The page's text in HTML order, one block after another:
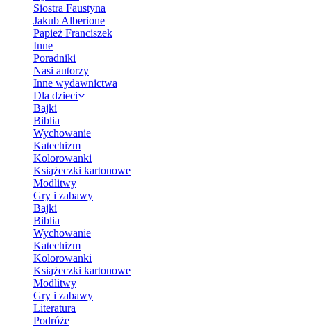
Siostra Faustyna
Jakub Alberione
Papież Franciszek
Inne
Poradniki
Nasi autorzy
Inne wydawnictwa
Dla dzieci
Bajki
Biblia
Wychowanie
Katechizm
Kolorowanki
Książeczki kartonowe
Modlitwy
Gry i zabawy
Bajki
Biblia
Wychowanie
Katechizm
Kolorowanki
Książeczki kartonowe
Modlitwy
Gry i zabawy
Literatura
Podróże